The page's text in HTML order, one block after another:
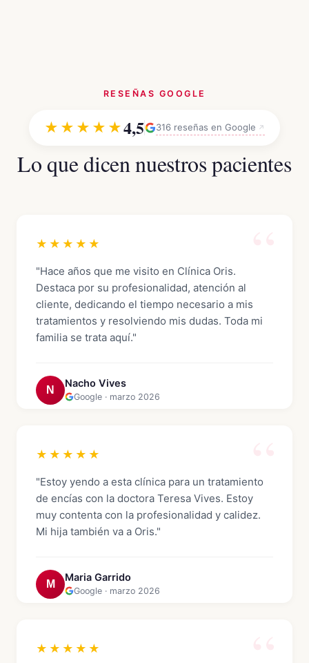
RESEÑAS GOOGLE
★★★★★4,5 316 reseñas en Google
Lo que dicen nuestros pacientes
★★★★★
"Hace años que me visito en Clínica Oris.
Destaca por su profesionalidad, atención al
cliente, dedicando el tiempo necesario a mis
tratamientos y resolviendo mis dudas. Toda mi
familia se trata aquí."
N
Nacho Vives
Google · marzo 2026
★★★★★
"Estoy yendo a esta clínica para un tratamiento
de encías con la doctora Teresa Vives. Estoy
muy contenta con la profesionalidad y calidez.
Mi hija también va a Oris."
M
Maria Garrido
Google · marzo 2026
★★★★★